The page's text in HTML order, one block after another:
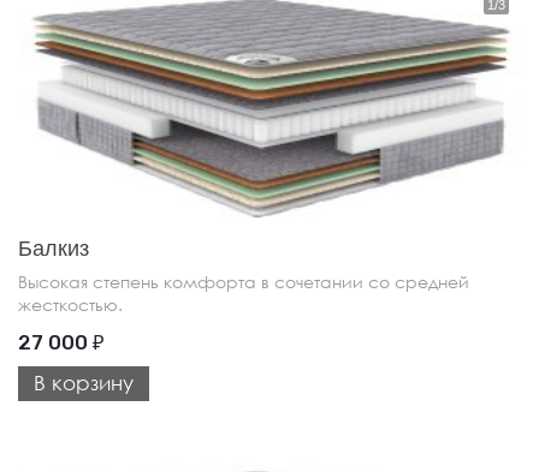
Балкиз
Высокая степень комфорта в сочетании со средней
жесткостью.
27 000 ₽
В корзину